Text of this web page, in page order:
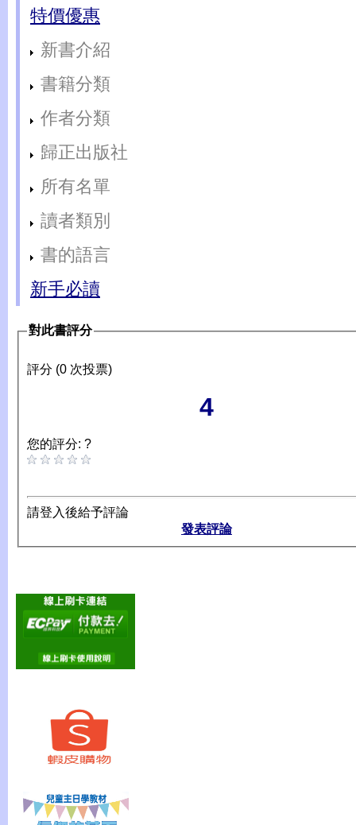
特價優惠
新書介紹
書籍分類
作者分類
歸正出版社
所有名單
讀者類別
書的語言
新手必讀
對此書評分
評分 (0 次投票)
4
您的評分: ?
請登入後給予評論
發表評論